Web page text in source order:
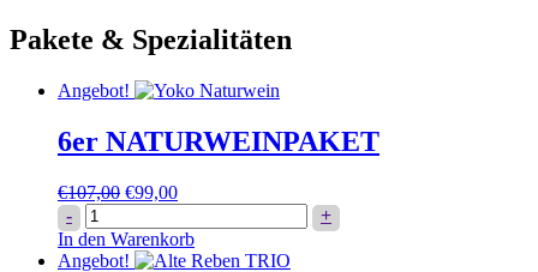
Pakete & Spezialitäten
Angebot!
6er NATURWEINPAKET
€107,00 Ursprünglicher
war:
€107,00
€99,00Aktueller
ist:
€99,00.
-
6er
NATURWEINPAKET
Menge
+
In den Warenkorb
Angebot!